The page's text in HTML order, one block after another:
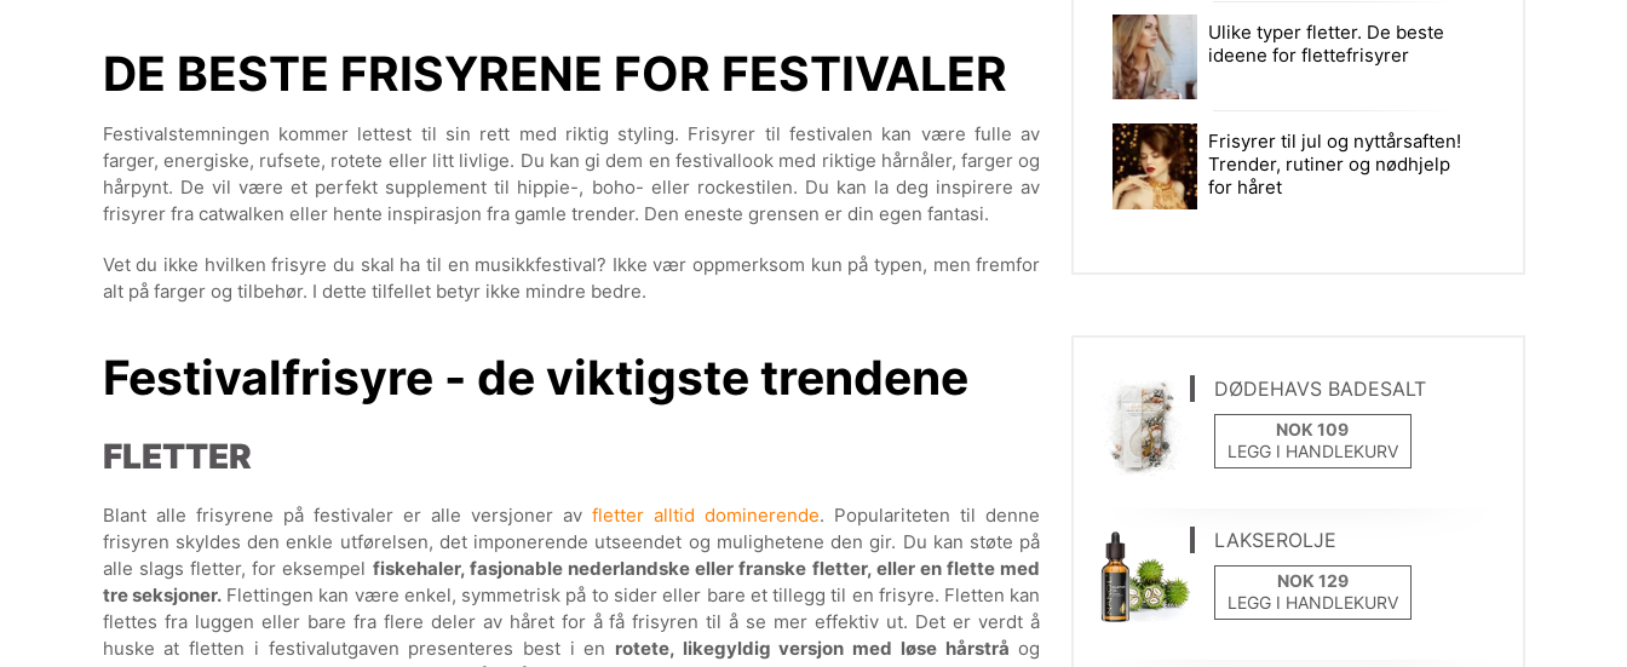
DE BESTE FRISYRENE FOR FESTIVALER
Festivalstemningen kommer lettest til sin rett med riktig styling. Frisyrer til festivalen kan være fulle av
farger, energiske, rufsete, rotete eller litt livlige. Du kan gi dem en festivallook med riktige hårnåler, farger og
hårpynt. De vil være et perfekt supplement til hippie-, boho- eller rockestilen. Du kan la deg inspirere av
frisyrer fra catwalken eller hente inspirasjon fra gamle trender. Den eneste grensen er din egen fantasi.
Vet du ikke hvilken frisyre du skal ha til en musikkfestival? Ikke vær oppmerksom kun på typen, men fremfor
alt på farger og tilbehør. I dette tilfellet betyr ikke mindre bedre.
Festivalfrisyre - de viktigste trendene
FLETTER
Blant alle frisyrene på festivaler er alle versjoner avfletter alltid dominerende. Populariteten til denne
frisyren skyldes den enkle utførelsen, det imponerende utseendet og mulighetene den gir. Du kan støte på
alle slags fletter, for eksempel fiskehaler, fasjonable nederlandske eller franske fletter, eller en flette med
tre seksjoner.Flettingen kan være enkel, symmetrisk på to sider eller bare et tillegg til en frisyre. Fletten kan
flettes fra luggen eller bare fra flere deler av håret for å få frisyren til å se mer effektiv ut. Det er verdt å
huske at fletten i festivalutgaven presenteres best i en rotete, likegyldig versjon med løse hårstrå og
Ulike typer fletter. De beste
ideene for flettefrisyrer
Frisyrer til jul og nyttårsaften!
Trender, rutiner og nødhjelp
for håret
DØDEHAVS BADESALT
LEGG I HANDLEKURV
LAKSEROLJE
LEGG I HANDLEKURV